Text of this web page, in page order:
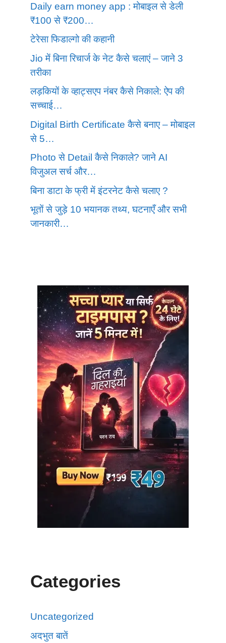
Daily earn money app : मोबाइल से डेली
₹100 से ₹200…
टेरेसा फिडाल्गो की कहानी
Jio में बिना रिचार्ज के नेट कैसे चलाएं – जाने 3
तरीका
लड़कियों के व्हाट्सएप नंबर कैसे निकाले: ऐप की
सच्चाई…
Digital Birth Certificate कैसे बनाए – मोबाइल
से 5…
Photo से Detail कैसे निकाले? जाने AI
विजुअल सर्च और…
बिना डाटा के फ्री में इंटरनेट कैसे चलाए ?
भूतों से जुड़े 10 भयानक तथ्य, घटनाएँ और सभी
जानकारी…
Categories
Uncategorized
अदभुत बातें